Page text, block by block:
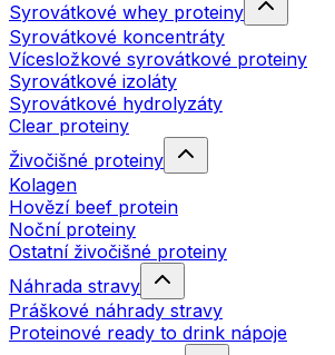
Syrovátkové whey proteiny
Syrovátkové koncentráty
Vícesložkové syrovátkové proteiny
Syrovátkové izoláty
Syrovátkové hydrolyzáty
Clear proteiny
Živočišné proteiny
Kolagen
Hovězí beef protein
Noční proteiny
Ostatní živočišné proteiny
Náhrada stravy
Práškové náhrady stravy
Proteinové ready to drink nápoje